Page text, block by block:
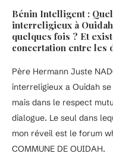
Bénin Intelligent :
interreligieux à
quelques fois ? Et
concertation entre les
Père Hermann Juste
interreligieux a Ouidah
mais dans le respect
dialogue. Le seul dans
mon réveil est le forum
COMMUNE DE OUIDAH.